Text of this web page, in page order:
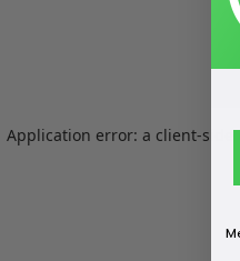
Application error: a client-side